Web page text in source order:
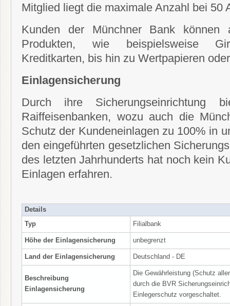
Mitglied liegt die maximale Anzahl bei 50
Kunden der Münchner Bank
Produkten, wie beispielsweise
Kreditkarten, bis hin zu Wertpapieren
Einlagensicherung
Durch ihre Sicherungseinrichtung
Raiffeisenbanken, wozu auch die
Schutz der Kundeneinlagen zu 100% in
den eingeführten gesetzlichen
des letzten Jahrhunderts hat noch kein
Einlagen erfahren.
Details
Typ
Filialbank
Höhe der Einlagensicherung unbegrenzt
Land der Einlagensicherung Deutschland - DE
Beschreibung
Einlagensicherung
Die Gewährleistung (Schutz
durch die BVR
Einlegerschutz vorgeschaltet.